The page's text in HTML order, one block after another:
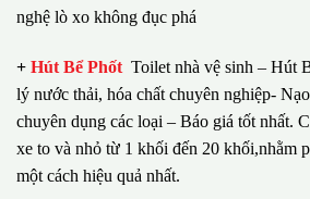
nghệ lò xo không đục phá
+ Hút Bể Phốt Toilet nhà vệ sinh – Hút
lý nước thải, hóa chất chuyên nghiệp-
chuyên dụng các loại – Báo giá tốt nhất.
xe to và nhỏ từ 1 khối đến 20 khối,nhằm
một cách hiệu quả nhất.